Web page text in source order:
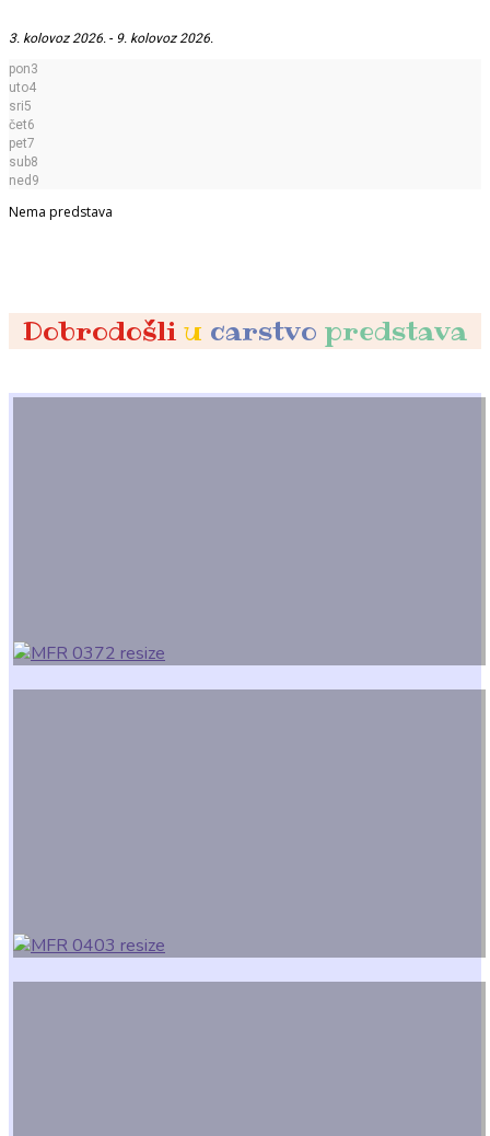
3. kolovoz 2026. - 9. kolovoz 2026.
pon3
uto4
sri5
čet6
pet7
sub8
ned 9
Nema predstava
Dobrodošli u carstvo predstava